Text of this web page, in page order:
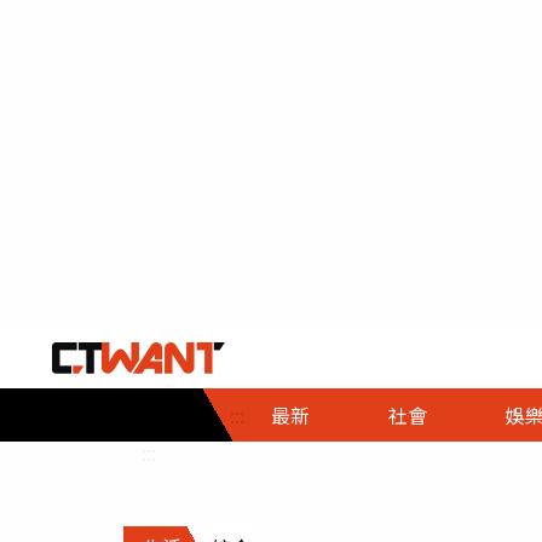
::: 最新 社會
社會首頁
時事
調查
娛樂
娛樂首頁
即時
財經首頁
熱線
政